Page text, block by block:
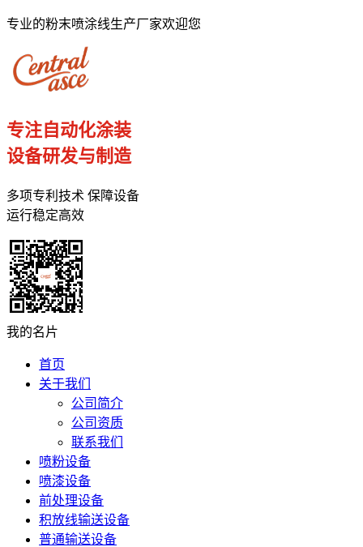
专业的粉末喷涂线生产厂家欢迎您
专注自动化涂装
设备研发与制造
多项专利技术 保障设备
运行稳定高效
我的名片
首页
关于我们
公司简介
公司资质
联系我们
喷粉设备
喷漆设备
前处理设备
积放线输送设备
普通输送设备